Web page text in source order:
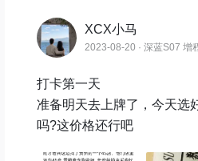
XCX小马
2023-08-20 · 深蓝S07 增
打卡第一天
准备明天去上牌了，今天选
吗?这价格还行吧